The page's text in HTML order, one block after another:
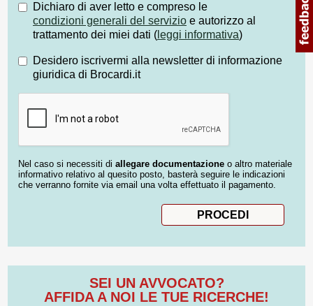
Dichiaro di aver letto e compreso le
condizioni generali del servizio e autorizzo al
trattamento dei miei dati ( leggi informativa)
Desidero iscrivermi alla newsletter di informazione
giuridica di Brocardi.it
Nel caso si necessiti di allegare documentazione o altro materiale
informativo relativo al quesito posto, basterà seguire le indicazioni
che verranno fornite via email una volta effettuato il pagamento.
SEI UN AVVOCATO?
AFFIDA A NOI LE TUE RICERCHE!